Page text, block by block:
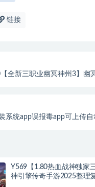
链接
全新三职业幽冥神州3】幽
系统app误报毒app可上传自
Y569【1.80热血战神独家
神引擎传奇手游2025整理